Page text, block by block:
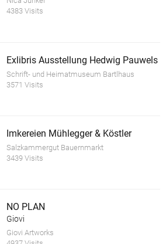
4383 Visits
Exlibris Ausstellung Hedwig Pauwels
Schrift- und Heimatmuseum Bartlhaus
3571 Visits
Imkereien Mühlegger & Köstler
Salzkammergut Bauernmarkt
3439 Visits
NO PLAN
Giovi
Giovi Artworks